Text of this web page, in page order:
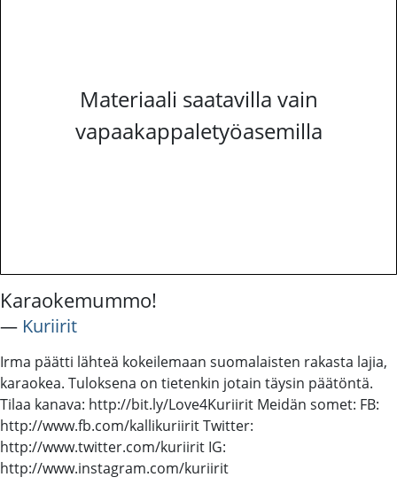
Materiaali saatavilla vain
vapaakappaletyöasemilla
Karaokemummo!
― Kuriirit
Irma päätti lähteä kokeilemaan suomalaisten rakasta lajia,
karaokea. Tuloksena on tietenkin jotain täysin päätöntä.
Tilaa kanava: http://bit.ly/Love4Kuriirit Meidän somet: FB:
http://www.fb.com/kallikuriirit Twitter:
http://www.twitter.com/kuriirit IG:
http://www.instagram.com/kuriirit